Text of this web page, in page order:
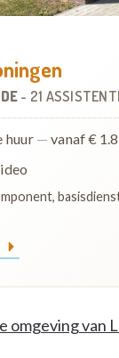
- 21
huur — vanaf €
omgeving van